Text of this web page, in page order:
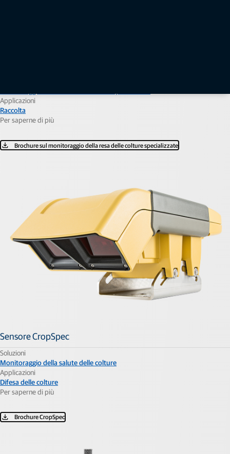
Applicazioni
Raccolta
Per saperne di più
Brochure sul monitoraggio della resa delle colture specializzate
Sensore CropSpec
Soluzioni
Monitoraggio della salute delle colture
Applicazioni
Difesa delle colture
Per saperne di più
Brochure CropSpec